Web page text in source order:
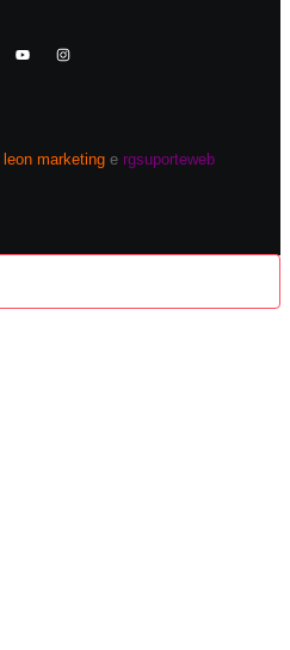
leon marketing e rgsuporteweb